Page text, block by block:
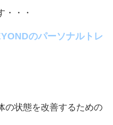
・・・
のパーソナルトレ
の状態を改善するための